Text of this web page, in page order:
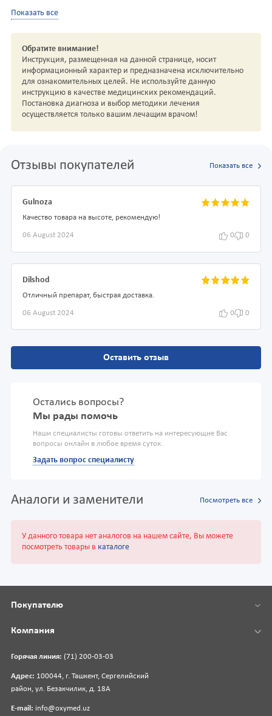
Показать все
Обратите внимание!
Инструкция, размещенная на данной странице, носит
информационный характер и предназначена исключительно
для ознакомительных целей. Не используйте данную
инструкцию в качестве медицинских рекомендаций.
Постановка диагноза и выбор методики лечения
осуществляется только вашим лечащим врачом!
Отзывы покупателей Показать все
Gulnoza
Качество товара на высоте, рекомендую!
06 August 2024 0 0
Dilshod
Отличный препарат, быстрая доставка.
06 August 2024 0 0
Оставить отзыв
Остались вопросы?
Мы рады помочь
Наши специалисты готовы ответить на интересующие Вас
вопросы онлайн в любое время суток.
Задать вопрос специалисту
Аналоги и заменители Посмотреть все
У данного товара нет аналогов на нашем сайте, Вы можете
посмотреть товары в каталоге
Горячая линия: (71) 200-03-03
Адрес: 100044, г. Ташкент, Сергелийский
район, ул. Безакчилик, д. 18А
E-mail: info@oxymed.uz
Покупателю
Компания